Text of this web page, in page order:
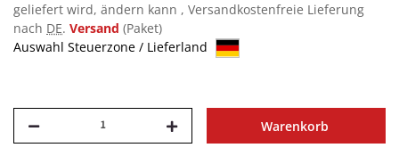
geliefert wird, ändern kann , Versandkostenfreie Lieferung
nach DE. Versand (Paket)
Auswahl Steuerzone / Lieferland
Warenkorb